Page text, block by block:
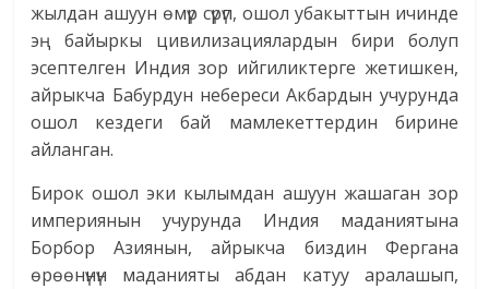
жылдан ашуун өмүр сүрүп, ошол убакыттын ичинде
эң байыркы цивилизациялардын бири болуп
эсептелген Индия зор ийгиликтерге жетишкен,
айрыкча Бабурдун небереси Акбардын учурунда
ошол кездеги бай мамлекеттердин бирине
айланган.
Бирок ошол эки кылымдан ашуун жашаган зор
империянын учурунда Индия маданиятына
Борбор Азиянын, айрыкча биздин Фергана
өрөөнүнүн маданияты абдан катуу аралашып,